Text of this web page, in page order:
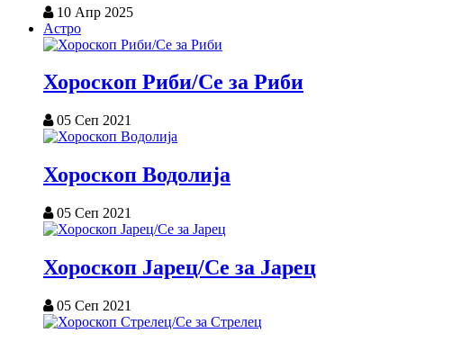
10 Апр 2025
Астро
Хороскоп Риби/Се за Риби
05 Сеп 2021
Хороскоп Водолија
05 Сеп 2021
Хороскоп Јарец/Се за Јарец
05 Сеп 2021